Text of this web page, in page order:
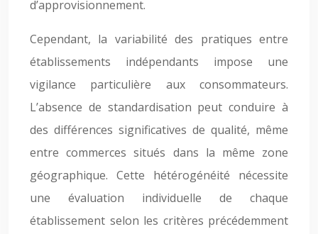
d’approvisionnement.
Cependant, la variabilité des pratiques entre
établissements indépendants impose une
vigilance particulière aux consommateurs.
L’absence de standardisation peut conduire à
des différences significatives de qualité, même
entre commerces situés dans la même zone
géographique. Cette hétérogénéité nécessite
une évaluation individuelle de chaque
établissement selon les critères précédemment